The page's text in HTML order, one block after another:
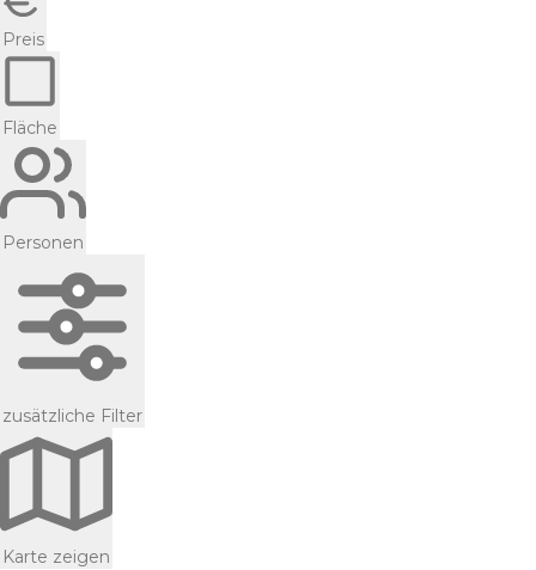
Preis
Fläche
Personen
zusätzliche Filter
Karte zeigen